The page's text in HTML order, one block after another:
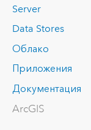
Server
Data Stores
Облако
Приложения
Документация
ArcGIS